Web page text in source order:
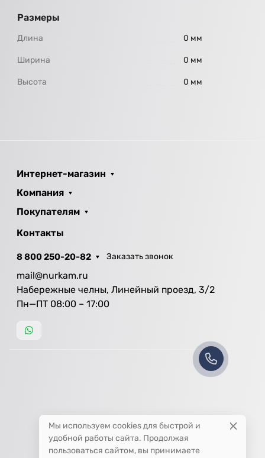
Размеры
Длина 0 мм
Ширина 0 мм
Высота 0 мм
Интернет-магазин
Компания
Покупателям
Контакты
8 800 250-20-82 Заказать звонок
mail@nurkam.ru
Набережные челны, Линейный проезд, 3/2
Пн—ПТ 08:00 – 17:00
Мы используем cookies для быстрой и
удобной работы сайта. Продолжая
пользоваться сайтом, вы принимаете